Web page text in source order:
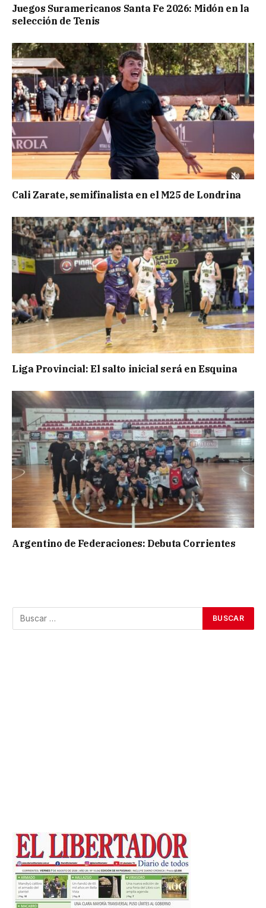
Juegos Suramericanos Santa Fe 2026: Midón en la
selección de Tenis
Cali Zarate, semifinalista en el M25 de Londrina
Liga Provincial: El salto inicial será en Esquina
Argentino de Federaciones: Debuta Corrientes